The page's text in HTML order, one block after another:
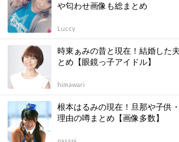
や匂わせ画像も総まとめ
Luccy
時東ぁみの昔と現在！結婚した
とめ【眼鏡っ子アイドル】
himawari
根本はるみの現在！旦那や子供
理由の噂まとめ【画像多数】